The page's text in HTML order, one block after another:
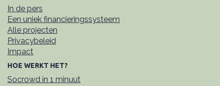
30/09/2025 - On Stage - bruisende,
inclusieve hotspot in Deurne
17/07/2025 - Campagne ONYX - waar
muren geen grenzen zijn maar kansen
In de pers
Een uniek financieringssysteem
Alle projecten
Privacybeleid
Impact
HOE WERKT HET?
Socrowd in 1 minuut